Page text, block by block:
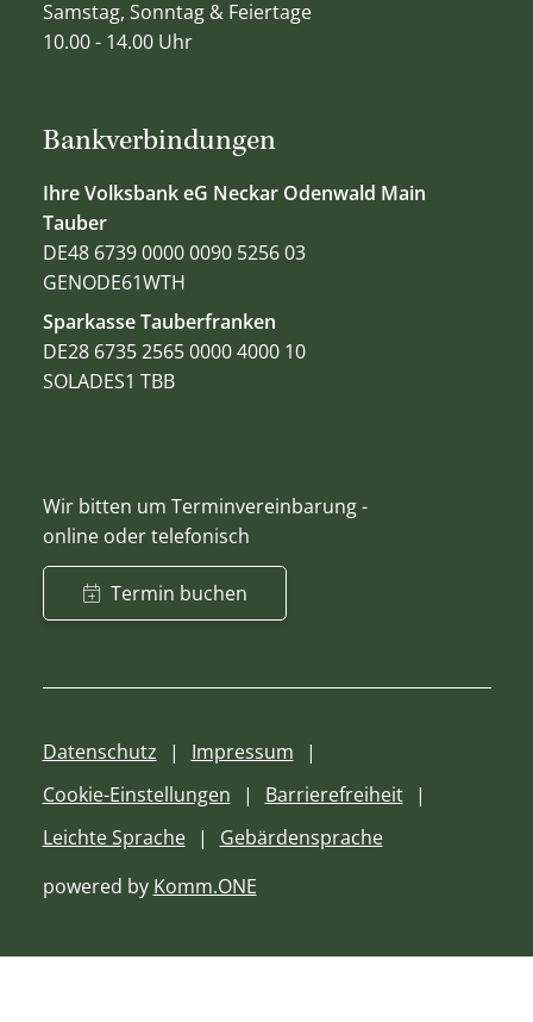
Bankverbindungen
Ihre Volksbank eG Neckar Odenwald Main
Tauber
DE48 6739 0000 0090 5256 03
GENODE61WTH
Sparkasse Tauberfranken
DE28 6735 2565 0000 4000 10
SOLADES1 TBB
Wir bitten um Terminvereinbarung -
online oder telefonisch
Termin buchen
Samstag, Sonntag & Feiertage
10.00 - 14.00 Uhr
Datenschutz
Impressum
Cookie-Einstellungen
Barrierefreiheit
Leichte Sprache
Gebärdensprache
powered by Komm.ONE